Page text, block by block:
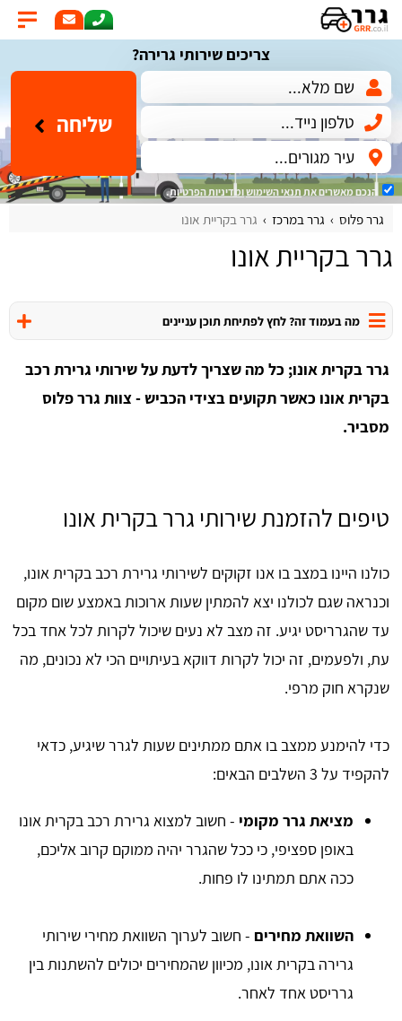
צריכים שירותי גרירה?
שליחה
הנכם מאשרים את תנאי השימושומדיניות הפרטיות.
גרר פלוס גרר במרכז גרר בקריית אונו
גרר בקריית אונו
מה בעמוד זה? לחץ לפתיחת תוכן עניינים
גרר בקרית אונו; כל מה שצריך לדעת על שירותי גרירת רכב
בקרית אונו כאשר תקועים בצידי הכביש - צוות גרר פלוס
מסביר.
טיפים להזמנת שירותי גרר בקרית אונו
כולנו היינו במצב בו אנו זקוקים לשירותי גרירת רכב בקרית אונו,
וכנראה שגם לכולנו יצא להמתין שעות ארוכות באמצע שום מקום
עד שהגרריסט יגיע. זה מצב לא נעים שיכול לקרות לכל אחד בכל
עת, ולפעמים, זה יכול לקרות דווקא בעיתויים הכי לא נכונים, מה
שנקרא חוק מרפי.
כדי להימנע ממצב בו אתם ממתינים שעות לגרר שיגיע, כדאי
להקפיד על 3 השלבים הבאים:
מציאת גרר מקומי - חשוב למצוא גרירת רכב בקרית אונו
באופן ספציפי, כי ככל שהגרר יהיה ממוקם קרוב אליכם,
ככה אתם תמתינו לו פחות.
השוואת מחירים - חשוב לערוך השוואת מחירי שירותי
גרירה בקרית אונו, מכיוון שהמחירים יכולים להשתנות בין
גרריסט אחד לאחר.